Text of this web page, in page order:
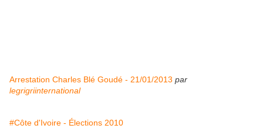
Arrestation Charles Blé Goudé - 21/01/2013 par
legrigriinternational
#Côte d'Ivoire - Élections 2010